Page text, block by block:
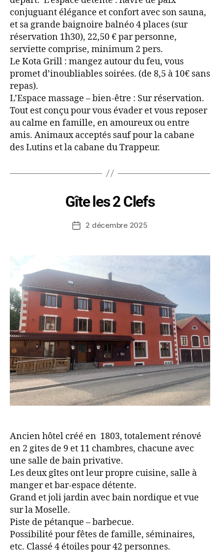
conjuguant élégance et confort avec son sauna,
et sa grande baignoire balnéo 4 places (sur
réservation 1h30), 22,50 € par personne,
serviette comprise, minimum 2 pers.
Le Kota Grill : mangez autour du feu, vous
promet d’inoubliables soirées. (de 8,5 à 10€ sans
repas).
L’Espace massage – bien-être : Sur réservation.
Tout est conçu pour vous évader et vous reposer
au calme en famille, en amoureux ou entre
amis. Animaux acceptés sauf pour la cabane
des Lutins et la cabane du Trappeur.
Gîte les 2 Clefs
2 décembre 2025
Ancien hôtel créé en 1803, totalement rénové
en 2 gites de 9 et 11 chambres, chacune avec
une salle de bain privative.
Les deux gîtes ont leur propre cuisine, salle à
manger et bar-espace détente.
Grand et joli jardin avec bain nordique et vue
sur la Moselle.
Piste de pétanque – barbecue.
Possibilité pour fêtes de famille, séminaires,
etc. Classé 4 étoiles pour 42 personnes.